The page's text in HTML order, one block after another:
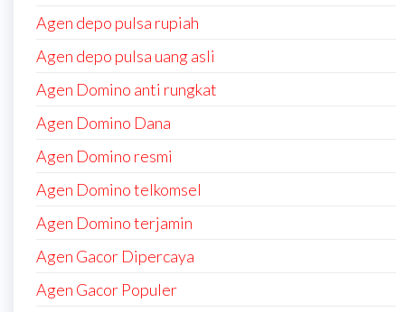
Agen depo pulsa rupiah
Agen depo pulsa uang asli
Agen Domino anti rungkat
Agen Domino Dana
Agen Domino resmi
Agen Domino telkomsel
Agen Domino terjamin
Agen Gacor Dipercaya
Agen Gacor Populer